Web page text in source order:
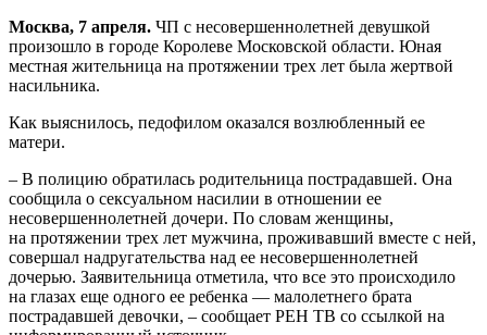
Москва, 7 апреля. ЧП с несовершеннолетней девушкой
произошло в городе Королеве Московской области. Юная
местная жительница на протяжении трех лет была жертвой
насильника.
Как выяснилось, педофилом оказался возлюбленный ее
матери.
– В полицию обратилась родительница пострадавшей. Она
сообщила о сексуальном насилии в отношении ее
несовершеннолетней дочери. По словам женщины,
на протяжении трех лет мужчина, проживавший вместе с ней,
совершал надругательства над ее несовершеннолетней
дочерью. Заявительница отметила, что все это происходило
на глазах еще одного ее ребенка — малолетнего брата
пострадавшей девочки, – сообщает РЕН ТВ со ссылкой на